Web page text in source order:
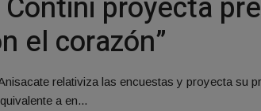
el corazón”
relativiza las encuestas y proyecta su
a en...